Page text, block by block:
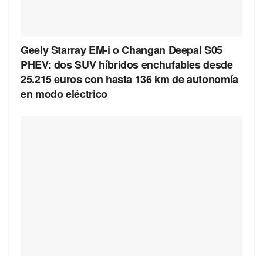
Geely Starray EM-i o Changan Deepal S05
PHEV: dos SUV híbridos enchufables desde
25.215 euros con hasta 136 km de autonomía
en modo eléctrico